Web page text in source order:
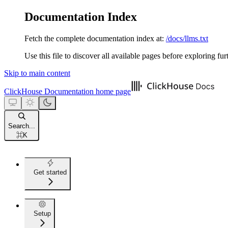
Documentation Index
Fetch the complete documentation index at: /docs/llms.txt
Use this file to discover all available pages before exploring
Skip to main content
ClickHouse Documentation home page
Search...
⌘K
Get started
Setup